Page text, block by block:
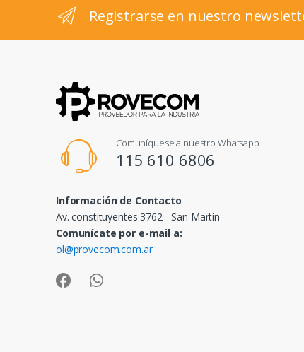
Registrarse en nuestro
Comuníquese a nuestro Whatsapp
115 610 6806
Información de Contacto
Av. constituyentes 3762 - San Martín
Comunícate por e-mail a:
ol@provecom.com.ar